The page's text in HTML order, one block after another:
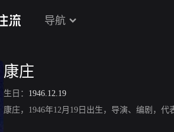
导航
康庄
生日： 1946.12.19
康庄，1946年12月19日出生，导演、编剧，